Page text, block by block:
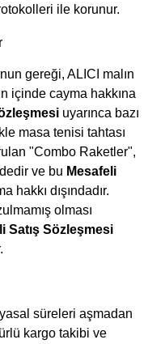
ile korunur.
gereği, ALICI malın
içinde cayma hakkına
uyarınca bazı
masa tenisi tahtası
"Combo Raketler",
ve bu Mesafeli
hakkı dışındadır.
olması
Satış Sözleşmesi
süreleri aşmadan
kargo takibi ve